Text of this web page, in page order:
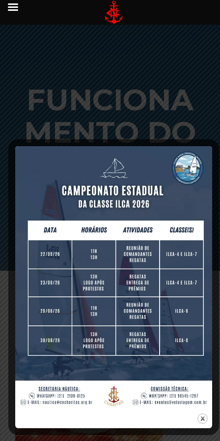
FUNCIONA
MENTO DO
CLUBE NO
FIM DE ANO
2022
dezembro 22, 2022 - 0 comments-